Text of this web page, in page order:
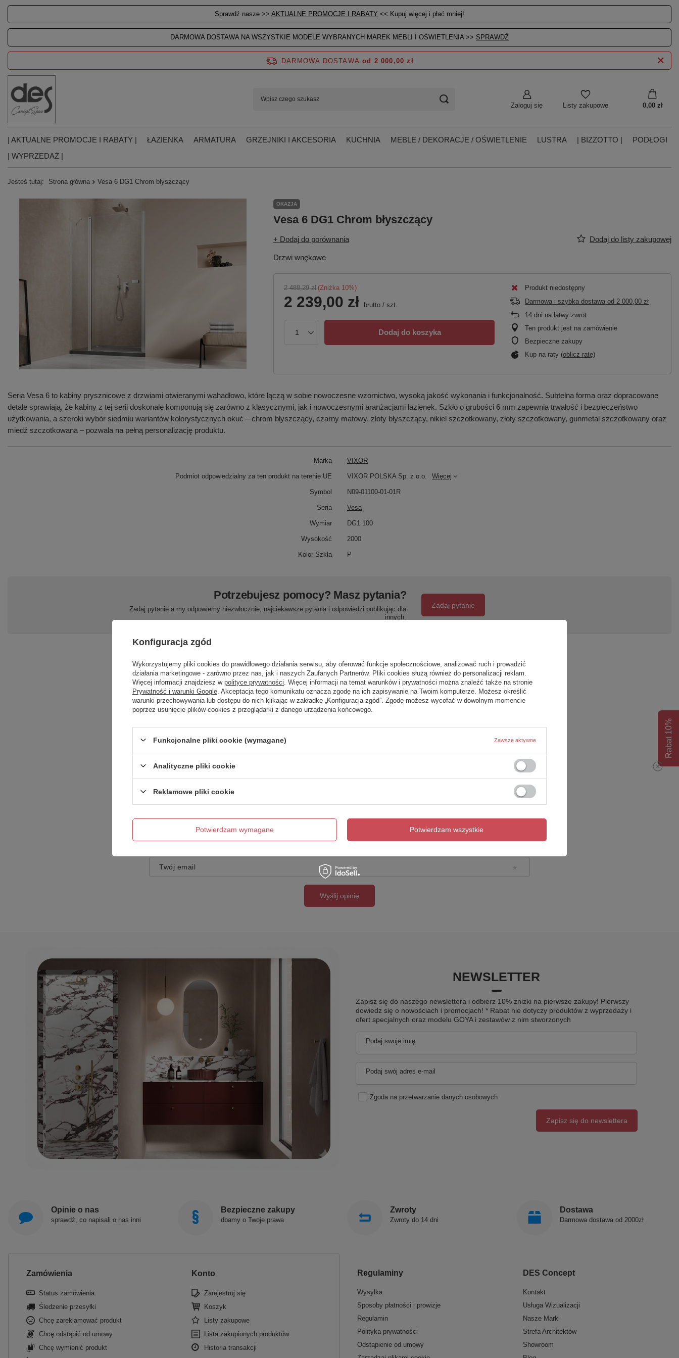
Sprawdź nasze >> AKTUALNE PROMOCJE I RABATY << Kupuj więcej i płać mniej!
DARMOWA DOSTAWA NA WSZYSTKIE MODELE WYBRANYCH MAREK MEBLI I OŚWIETLENIA >> SPRAWDŹ
Zaloguj się Listy zakupowe 0,00 zł
DARMOWA DOSTAWA od 2 000,00 zł
| AKTUALNE PROMOCJE I RABATY | ŁAZIENKA ARMATURA GRZEJNIKI I AKCESORIA KUCHNIA MEBLE / DEKORACJE / OŚWIETLENIE LUSTRA | BIZZOTTO |
PODŁOGI
| WYPRZEDAŻ |
Jesteś tutaj: Strona główna Vesa 6 DG1 Chrom błyszczący
OKAZJA
Vesa 6 DG1 Chrom błyszczący
+ Dodaj do porównania Dodaj do listy zakupowej
Drzwi wnękowe
2 488,29 zł (Zniżka 10%)
2 239,00 zł brutto/ szt.
Dodaj do koszyka
Produkt niedostępny
Darmowa i szybka dostawa od 2 000,00 zł
14 dni na łatwy zwrot
Ten produkt jest na zamówienie
Bezpieczne zakupy
Kup na raty (oblicz ratę)
Seria Vesa 6 to kabiny prysznicowe z drzwiami otwieranymi wahadłowo, które łączą w sobie nowoczesne wzornictwo, wysoką jakość wykonania i funkcjonalność. Subtelna forma oraz dopracowane
detale sprawiają, że kabiny z tej serii doskonale komponują się zarówno z klasycznymi, jak i nowoczesnymi aranżacjami łazienek. Szkło o grubości 6 mm zapewnia trwałość i bezpieczeństwo
użytkowania, a szeroki wybór siedmiu wariantów kolorystycznych okuć – chrom błyszczący, czarny matowy, złoty błyszczący, nikiel szczotkowany, złoty szczotkowany, gunmetal szczotkowany oraz
miedź szczotkowana – pozwala na pełną personalizację produktu.
Marka VIXOR
Podmiot odpowiedzialny za ten produkt na terenie UE VIXOR POLSKA Sp. z o.o. Więcej
Symbol N09-01100-01-01R
Seria Vesa
Wymiar DG1 100
Wysokość 2000
Kolor Szkła P
Potrzebujesz pomocy? Masz pytania?
Zadaj pytanie a my odpowiemy niezwłocznie, najciekawsze pytania i odpowiedzi publikując dla
innych.
Zadaj pytanie
Napisz swoją opinię
Twoja ocena:
5/5
Treść twojej opinii
Dodaj własne zdjęcie produktu:
Twoje imię
Twój email
Wyślij opinię
NEWSLETTER
Zapisz się do naszego newslettera i odbierz 10% zniżki na pierwsze zakupy! Pierwszy
dowiedz się o nowościach i promocjach! * Rabat nie dotyczy produktów z wyprzedaży i
ofert specjalnych oraz modelu GOYA i zestawów z nim stworzonych
Podaj swoje imię
Podaj swój adres e-mail
Zgoda na przetwarzanie danych osobowych
Zapisz się do newslettera
Opinie o nas
sprawdź, co napisali o nas inni
Bezpieczne zakupy
dbamy o Twoje prawa
Zwroty
Zwroty do 14 dni
Dostawa
Darmowa dostawa od 2000zł
Zamówienia
Status zamówienia
Śledzenie przesyłki
Chcę zareklamować produkt
Chcę odstąpić od umowy
Chcę wymienić produkt
Konto
Zarejestruj się
Koszyk
Listy zakupowe
Lista zakupionych produktów
Historia transakcji
Regulaminy
Wysyłka
Sposoby płatności i prowizje
Regulamin
Polityka prywatności
Odstąpienie od umowy
DES Concept
Kontakt
Usługa Wizualizacji
Nasze Marki
Strefa Architektów
Showroom
Rabat 10%
Konfiguracja zgód
Wykorzystujemy pliki cookies do prawidłowego działania serwisu, aby oferować funkcje społecznościowe, analizować ruch i prowadzić
działania marketingowe - zarówno przez nas, jak i naszych Zaufanych Partnerów. Pliki cookies służą również do personalizacji reklam.
Więcej informacji znajdziesz w polityce prywatności . Więcej informacji na temat warunków i prywatności można znaleźć także na stronie
Prywatność i warunki Google . Akceptacja tego komunikatu oznacza zgodę na ich zapisywanie na Twoim komputerze. Możesz określić
warunki przechowywania lub dostępu do nich klikając w zakładkę „Konfiguracja zgód”. Zgodę możesz wycofać w dowolnym momencie
poprzez usunięcie plików cookies z przeglądarki z danego urządzenia końcowego.
Funkcjonalne pliki cookie (wymagane) Zawsze aktywne
Analityczne pliki cookie
Reklamowe pliki cookie
Potwierdzam wymagane Potwierdzam wszystkie